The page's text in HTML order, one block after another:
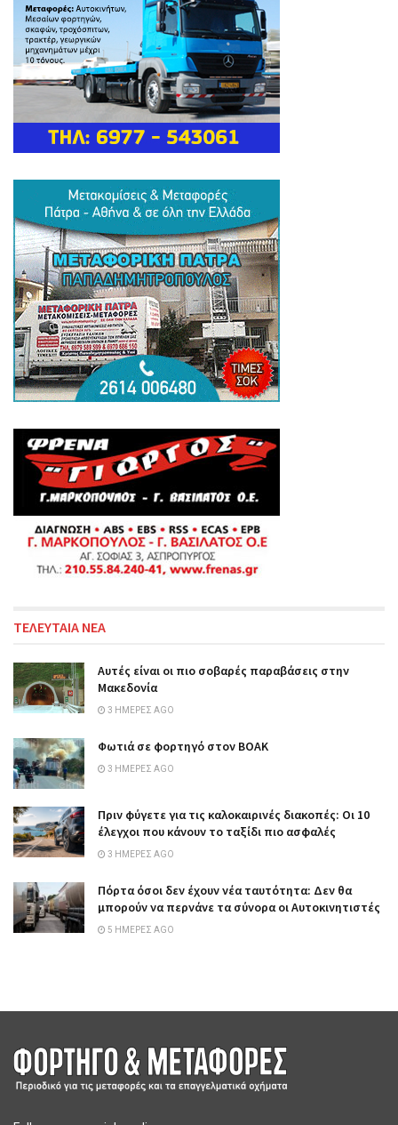
ΤΕΛΕΥΤΑΙΑ ΝΕΑ
Αυτές είναι οι πιο σοβαρές παραβάσεις στην
Μακεδονία
3 ΗΜΈΡΕΣ AGO
Φωτιά σε φορτηγό στον ΒΟΑΚ
3 ΗΜΈΡΕΣ AGO
Πριν φύγετε για τις καλοκαιρινές διακοπές: Οι 10
έλεγχοι που κάνουν το ταξίδι πιο ασφαλές
3 ΗΜΈΡΕΣ AGO
Πόρτα όσοι δεν έχουν νέα ταυτότητα: Δεν θα
μπορούν να περνάνε τα σύνορα οι Αυτοκινητιστές
5 ΗΜΈΡΕΣ AGO